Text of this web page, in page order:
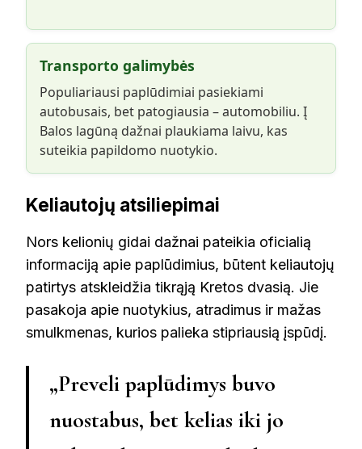
Transporto galimybės
Populiariausi paplūdimiai pasiekiami
autobusais, bet patogiausia – automobiliu. Į
Balos lagūną dažnai plaukiama laivu, kas
suteikia papildomo nuotykio.
Keliautojų atsiliepimai
Nors kelionių gidai dažnai pateikia oficialią
informaciją apie paplūdimius, būtent keliautojų
patirtys atskleidžia tikrąją Kretos dvasią. Jie
pasakoja apie nuotykius, atradimus ir mažas
smulkmenas, kurios palieka stipriausią įspūdį.
„Preveli paplūdimys buvo
nuostabus, bet kelias iki jo